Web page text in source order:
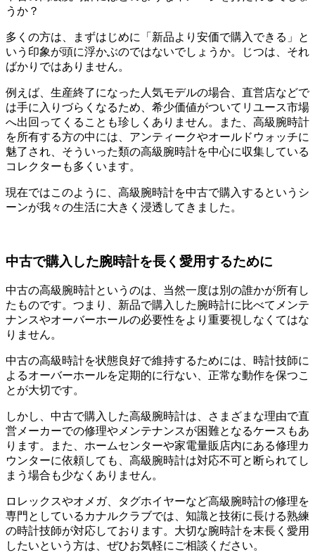
うか？
多くの方は、まずはじめに「新品より安価で購入できる」と
いう印象が頭に浮かぶのではないでしょうか。じつは、それ
ばかりではありません。
例えば、生産終了になった人気モデルの場合、直営店などで
は手に入りづらくなるため、希少価値がついてリユース市場
へ出回ってくることも珍しくありません。また、高級腕時計
を所有する方の中には、アンティークやオールドウォッチに
魅了され、そういった類の高級腕時計を中心に収集している
コレクターも多くいます。
現在ではこのように、高級腕時計を中古で購入するというシ
ーンが我々の生活に大きく浸透してきました。
中古で購入した腕時計を長く愛用するために
中古の高級腕時計というのは、当然一度は別の誰かが所有し
たものです。つまり、新品で購入した腕時計に比べてメンテ
ナンスやオーバーホールの必要性をより重要視しなくてはな
りません。
中古の高級時計を状態良好で維持するためには、時計技師に
よるオーバーホールを定期的に行ない、正常な動作を保つこ
とが大切です。
しかし、中古で購入した高級腕時計は、さまざまな理由で直
営メーカーでの修理やメンテナンスが困難となるケースもあ
ります。また、ホームセンターや家電量販店内にある修理カ
ウンターに依頼しても、高級腕時計は対応不可と断られてし
まう場合も少なくありません。
ロレックスやオメガ、タグホイヤーなど高級腕時計の修理を
専門としているカナルクラブでは、知識と技術に長ける熟練
の時計技師が対応しております。大切な腕時計を末長く愛用
したいという方は、ぜひお気軽にご相談ください。